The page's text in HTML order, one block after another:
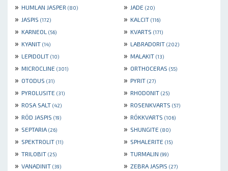
» HUMLAN JASPER (80) » JADE (20)
» JASPIS (172) » KALCIT (116)
» KARNEOL (56) » KVARTS (171)
» KYANIT (14) » LABRADORIT (202)
» LEPIDOLIT (10) » MALAKIT (13)
» MICROCLINE (301) » ORTHOCERAS (55)
» OTODUS (31) » PYRIT (27)
» PYROLUSITE (31) » RHODONIT (25)
» ROSA SALT (42) » ROSENKVARTS (57)
» RÖD JASPIS (19) » RÖKKVARTS (106)
» SEPTARIA (26) » SHUNGITE (80)
» SPEKTROLIT (11) » SPHALERITE (15)
» TRILOBIT (25) » TURMALIN (99)
» VANADINIT (39) » ZEBRA JASPIS (27)